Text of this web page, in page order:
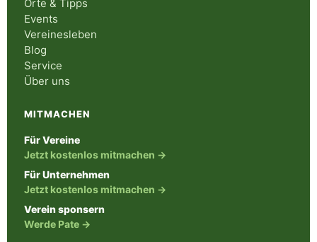
Orte & Tipps
Events
Vereinesleben
Blog
Service
Über uns
MITMACHEN
Für Vereine
Jetzt kostenlos mitmachen →
Für Unternehmen
Jetzt kostenlos mitmachen →
Verein sponsern
Werde Pate →